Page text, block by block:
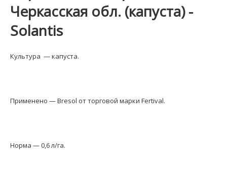
Черкасская обл. (капуста) -
Solantis
Культура — капуста.
Применено — Bresol от торговой марки Fertival.
Норма — 0,6 л/га.